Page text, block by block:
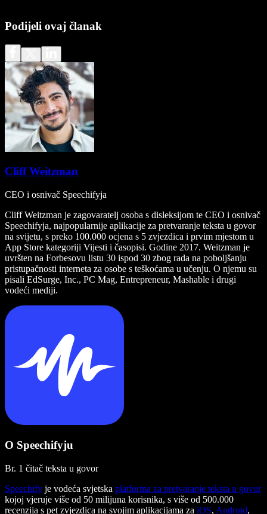
Podijeli ovaj članak
Cliff Weitzman
CEO i osnivač Speechifyja
Cliff Weitzman je zagovaratelj osoba s disleksijom te CEO i osnivač
Speechifyja, najpopularnije aplikacije za pretvaranje teksta u govor
na svijetu, s preko 100.000 ocjena s 5 zvjezdica i prvim mjestom u
App Store kategoriji Vijesti i časopisi. Godine 2017. Weitzman je
uvršten na Forbesovu listu 30 ispod 30 zbog rada na poboljšanju
pristupačnosti interneta za osobe s teškoćama u učenju. O njemu su
pisali EdSurge, Inc., PC Mag, Entrepreneur, Mashable i drugi
vodeći mediji.
O Speechifyju
Br. 1 čitač teksta u govor
Speechify je vodeća svjetska platforma za pretvaranje teksta u govor
kojoj vjeruje više od 50 milijuna korisnika, s više od 500.000
recenzija s pet zvjezdica na svojim aplikacijama za iOS, Android,